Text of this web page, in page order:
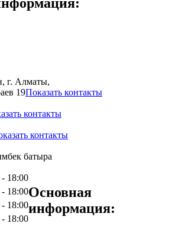
г. Алматы,
19Показать контакты
контакты
контакты
батыра
18:00
18:00
18:00
18:00
Основная
информация: